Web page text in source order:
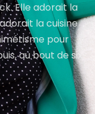
Elle adorait la
la cuisine
pour
au bout de six